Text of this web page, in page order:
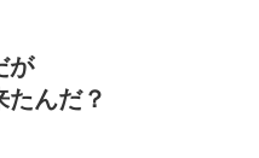
が
んだ？